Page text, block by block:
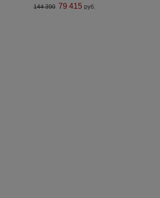
144 390 79 415 руб.